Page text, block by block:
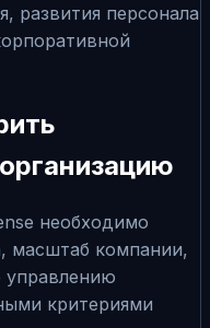
развития персонала
необходимо
масштаб компании,
управлению
критериями